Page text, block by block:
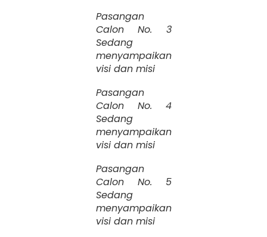
Pasangan
Calon No. 3
Sedang
menyampaikan
visi dan misi
Pasangan
Calon No. 4
Sedang
menyampaikan
visi dan misi
Pasangan
Calon No. 5
Sedang
menyampaikan
visi dan misi